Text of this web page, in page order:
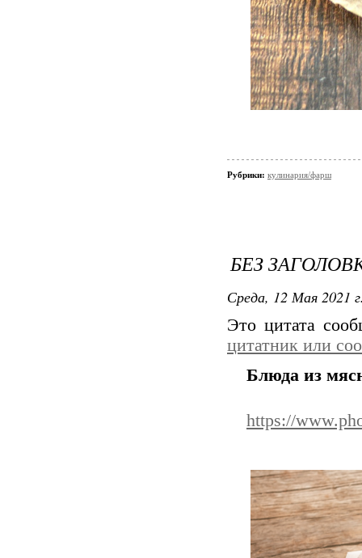
Рубрики: кулинария/фарш
БЕЗ
Среда, 12 Мая 2021
Это цитата
цитатник или
Блюда из
https://